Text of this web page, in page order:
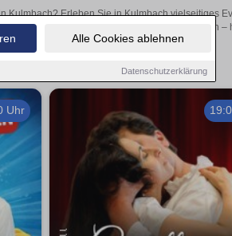
Alle Cookies ablehnen
Datenschutzerklärung
Kulmbach? Erleben Sie in Kulmbach vielseitiges
oder aufregende Veranstaltungen in Kulmbach –
Uhr